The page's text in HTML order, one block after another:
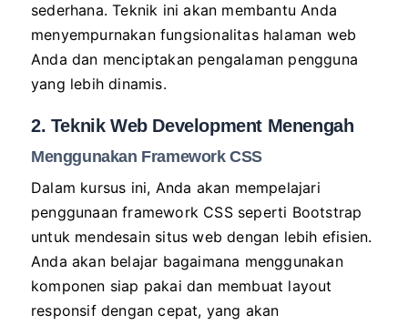
sederhana. Teknik ini akan membantu Anda
menyempurnakan fungsionalitas halaman web
Anda dan menciptakan pengalaman pengguna
yang lebih dinamis.
2. Teknik Web Development Menengah
Menggunakan Framework CSS
Dalam kursus ini, Anda akan mempelajari
penggunaan framework CSS seperti Bootstrap
untuk mendesain situs web dengan lebih efisien.
Anda akan belajar bagaimana menggunakan
komponen siap pakai dan membuat layout
responsif dengan cepat, yang akan